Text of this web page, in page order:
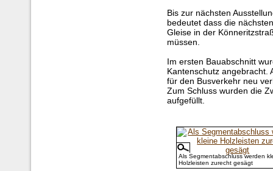
Bis zur nächsten
bedeutet dass die
Gleise in der
müssen.
Im ersten Bauabschnitt
Kantenschutz angebracht.
für den Busverkehr neu
Zum Schluss wurden die
aufgefüllt.
Als Segmentabschluss werden
Holzleisten zurecht gesägt